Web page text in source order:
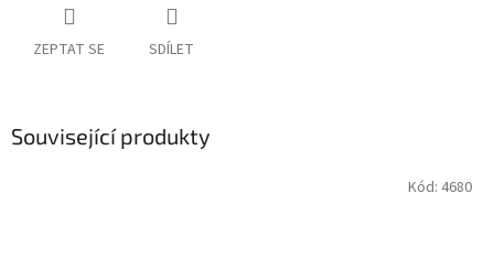
ZEPTAT SE SDÍLET
Související produkty
Kód: 4680